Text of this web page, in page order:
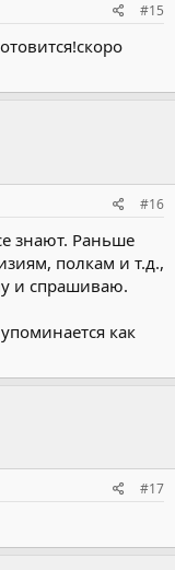
#15
#16
знают. Раньше
полкам и т.д.,
и спрашиваю.
как
#17